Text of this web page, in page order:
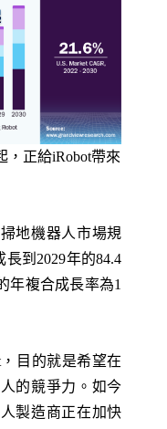
，正給iRobot帶來
地機器人市場規
到2029年的84.4
年複合成長率為1
目的就是希望在
的競爭力。如今
製造商正在加快